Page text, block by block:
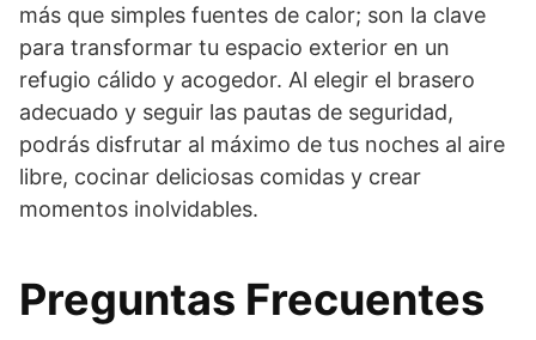
más que simples fuentes de calor; son la clave
para transformar tu espacio exterior en un
refugio cálido y acogedor. Al elegir el brasero
adecuado y seguir las pautas de seguridad,
podrás disfrutar al máximo de tus noches al aire
libre, cocinar deliciosas comidas y crear
momentos inolvidables.
Preguntas Frecuentes